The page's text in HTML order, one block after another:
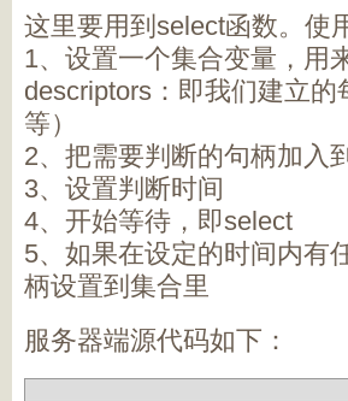
这里要用到select函数。使
1、设置一个集合变量，用
descriptors：即我们建立
等）
2、把需要判断的句柄加入
3、设置判断时间
4、开始等待，即select
5、如果在设定的时间内有
柄设置到集合里
服务器端源代码如下：